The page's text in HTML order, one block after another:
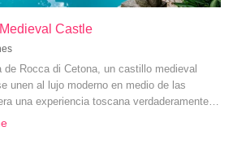
Castle
de Rocca di Cetona, un castillo medieval
unen al lujo moderno en medio de las
una experiencia toscana verdaderamente